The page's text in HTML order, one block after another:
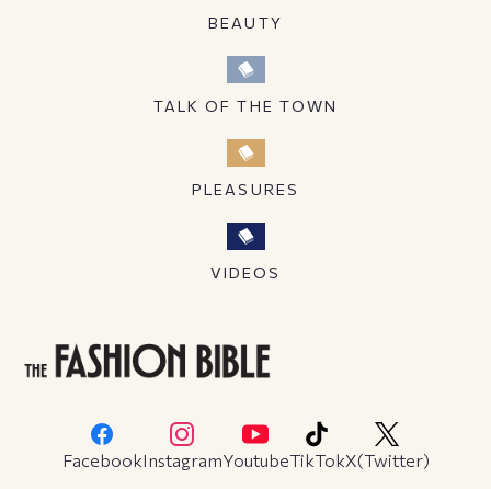
BEAUTY
TALK OF THE TOWN
PLEASURES
VIDEOS
FacebookInstagramYoutubeTikTokX(Twitter)